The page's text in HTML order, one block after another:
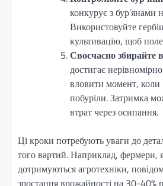
конкурує з бур’янами
Використовуйте
культивацію, щоб
Своєчасно збирайте
достигає
вловити момент, коли
побуріли. Затримка
втрат через осипання.
Ці кроки потребують уваги до
того вартий. Наприклад, фермери,
дотримуються агротехніки,
зростання врожайності на 30-40%